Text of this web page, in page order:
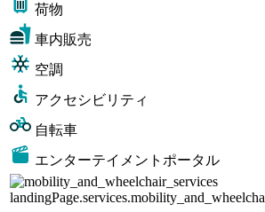
荷物
車内販売
空調
アクセシビリティ
自転車
エンターテイメントポータル